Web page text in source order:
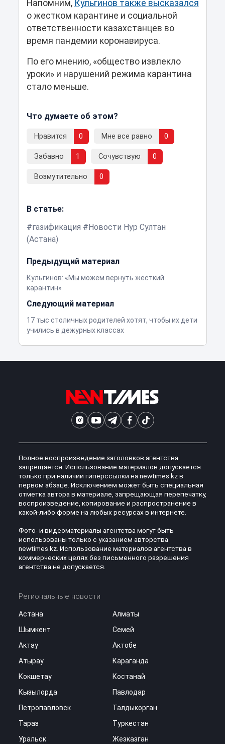
Напомним, Кульгинов также высказался
о жестком карантине и социальной
ответственности казахстанцев во
время пандемии коронавируса.
По его мнению, «общество извлекло
уроки» и нарушений режима карантина
стало меньше.
Что думаете об этом?
Нравится 0 Мне все равно 0
Забавно 1 Сочувствую 0
Возмутительно 0
В статье:
газификация
Новости Нур Султан
(Астана)
Предыдущий материал
Кульгинов: «Мы можем вернуть жесткий
карантин»
Следующий материал
17 тыс столичных родителей хотят, чтобы их дети
учились в дежурных классах
Полное воспроизведение заголовков агентства
запрещается. Использование материалов допускается
только при наличии гиперссылки на newtimes.kz в
первом абзаце. Исключением может быть специальная
отметка автора в материале, запрещающая перепечатку,
воспроизведение, копирование и распространение в
какой-либо форме на любых ресурсах в интернете.
Фото- и видеоматериалы агентства могут быть
использованы только с указанием авторства
newtimes.kz. Использование материалов агентства в
коммерческих целях без письменного разрешения
агентства не допускается.
Региональные новости
Астана
Алматы
Шымкент
Семей
Актау
Актобе
Атырау
Караганда
Кокшетау
Костанай
Кызылорда
Павлодар
Петропавловск
Талдыкорган
Тараз
Туркестан
Уральск
Жезказган